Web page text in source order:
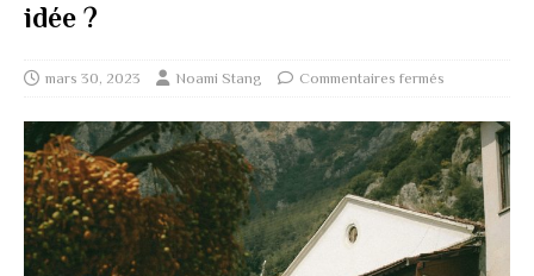
idée ?
mars 30, 2023 Noami Stang Commentaires fermés